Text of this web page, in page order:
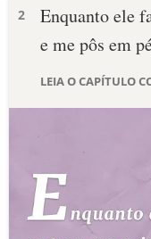
PALAVRA DO DIA
10 MANDAMENTOS
ESTUDOS BÍBLICOS
2
Enquanto ele
e me pôs em
LEIA O CAPÍTULO